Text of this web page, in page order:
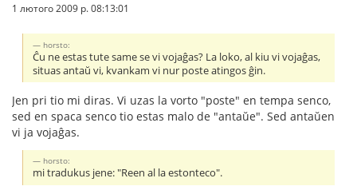
1 лютого 2009 р. 08:13:01
horsto:
Ĉu ne estas tute same se vi vojaĝas? La loko, al kiu vi vojaĝas,
situas antaŭ vi, kvankam vi nur poste atingos ĝin.
Jen pri tio mi diras. Vi uzas la vorto "poste" en tempa senco,
sed en spaca senco tio estas malo de "antaŭe". Sed antaŭen
vi ja vojaĝas.
horsto:
mi tradukus jene: "Reen al la estonteco".